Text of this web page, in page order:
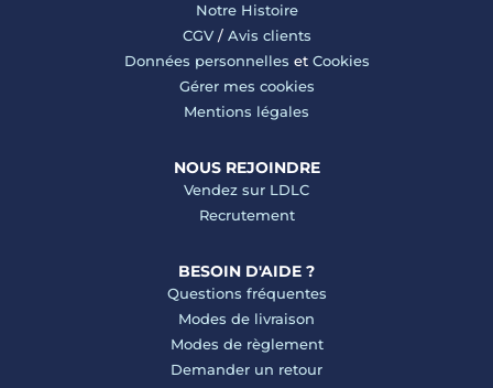
Notre Histoire
CGV/ Avis clients
Données personnelles et Cookies
Gérer mes cookies
Mentions légales
NOUS REJOINDRE
Vendez sur LDLC
Recrutement
BESOIN D'AIDE ?
Questions fréquentes
Modes de livraison
Modes de règlement
Demander un retour